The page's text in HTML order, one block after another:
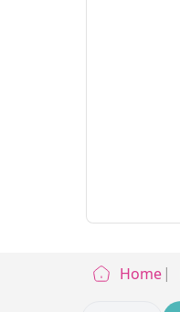
Home